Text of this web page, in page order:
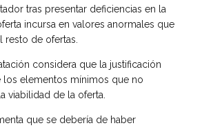
tras presentar deficiencias en la
incursa en valores anormales que
resto de ofertas.
considera que la justificación
los elementos mínimos que no
viabilidad de la oferta.
que se debería de haber